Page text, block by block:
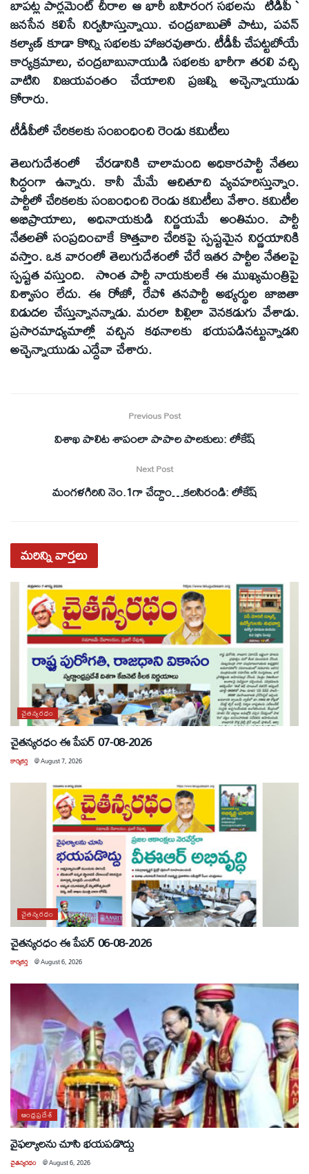
బాపట్ల పార్లమెంట్‌ చీరాల ఆ భారీ బహిరంగ సభలను టీడీపీ `
జనసేన కలిసే నిర్వహిస్తున్నాయి. చంద్రబాబుతో పాటు, పవన్‌
కల్యాణ్‌ కూడా కొన్ని సభలకు హాజరవుతారు. టీడీపీ చేపట్టబోయే
కార్యక్రమాలు, చంద్రబాబునాయుడి సభలకు భారీగా తరలి వచ్చి
వాటిని విజయవంతం చేయాలని ప్రజల్ని అచ్చెన్నాయుడు
కోరారు.
టీడీపీలో చేరికలకు సంబంధించి రెండు కమిటీలు
తెలుగుదేశంలో చేరడానికి చాలామంది అధికారపార్టీ నేతలు
సిద్ధంగా ఉన్నారు. కానీ మేమే ఆచితూచి వ్యవహరిస్తున్నాం.
పార్టీలో చేరికలకు సంబంధించి రెండు కమిటీలు వేశాం. కమిటీల
అభిప్రాయాలు, అధినాయకుడి నిర్ణయమే అంతిమం. పార్టీ
నేతలతో సంప్రదించాకే కొత్తవారి చేరికపై స్పష్టమైన నిర్ణయానికి
వస్తాం. ఒక వారంలో తెలుగుదేశంలో చేరే ఇతర పార్టీల నేతలపై
స్పష్టత వస్తుంది. సొంత పార్టీ నాయకులకే ఈ ముఖ్యమంత్రిపై
విశ్వాసం లేదు. ఈ రోజో, రేపో తనపార్టీ అభ్యర్థుల జాబితా
విడుదల చేస్తున్నానన్నాడు. మరలా పిల్లిలా వెనకడుగు వేశాడు.
ప్రసారమాధ్యమాల్లో వచ్చిన కథనాలకు భయపడినట్టున్నాడని
అచ్చెన్నాయుడు ఎద్దేవా చేశారు.
Previous Post
విశాఖ పాలిట శాపంలా పాపాల పాలకులు: లోకేష్‌
Next Post
మంగళగిరిని నెం.1గా చేద్దాం…కలసిరండి: లోకేష్‌
మరిన్నివార్తలు
చైతన్యరధం
చైతన్యరధం ఈ పేపర్ 07-08-2026
కార్యకర్త @August 7, 2026
చైతన్యరధం
చైతన్యరధం ఈ పేపర్ 06-08-2026
కార్యకర్త @August 6, 2026
ఆంధ్రప్రదేశ్
వైఫల్యాలను చూసి భయపడొద్దు
చైతన్యరధం @August 6, 2026